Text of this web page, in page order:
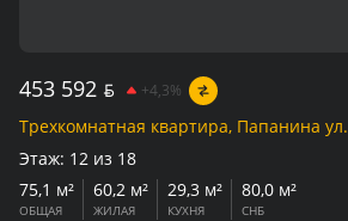
453 592 BYN +4,3%
Трехкомнатная квартира, Папанина ул.
Этаж: 12 из 18
75,1 м²
ОБЩАЯ
60,2 м²
ЖИЛАЯ
29,3 м²
КУХНЯ
80,0 м²
СНБ